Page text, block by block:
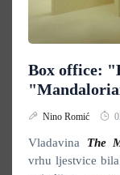
Box office:
Nino Romić
Vladavina The
vrhu ljestvice